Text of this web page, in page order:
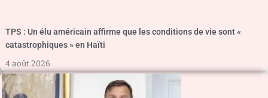
TPS : Un élu américain affirme que les conditions de vie sont «
catastrophiques » en Haïti
4 août 2026